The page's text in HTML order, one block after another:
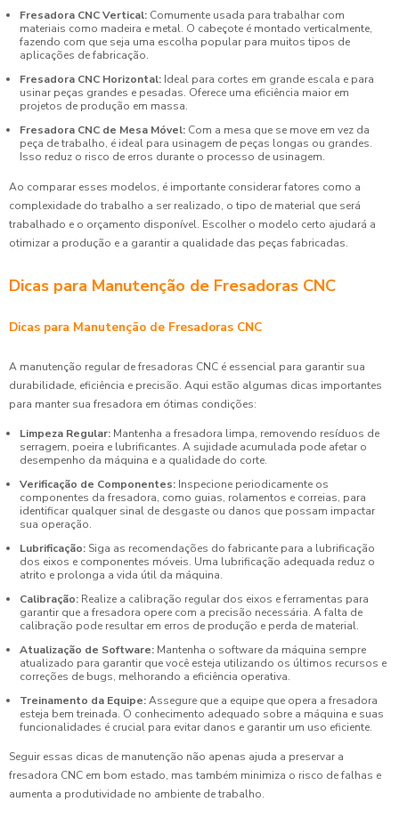
Fresadora CNC Vertical: Comumente usada para trabalhar com
materiais como madeira e metal. O cabeçote é montado verticalmente,
fazendo com que seja uma escolha popular para muitos tipos de
aplicações de fabricação.
Fresadora CNC Horizontal: Ideal para cortes em grande escala e para
usinar peças grandes e pesadas. Oferece uma eficiência maior em
projetos de produção em massa.
Fresadora CNC de Mesa Móvel: Com a mesa que se move em vez da
peça de trabalho, é ideal para usinagem de peças longas ou grandes.
Isso reduz o risco de erros durante o processo de usinagem.
Ao comparar esses modelos, é importante considerar fatores como a
complexidade do trabalho a ser realizado, o tipo de material que será
trabalhado e o orçamento disponível. Escolher o modelo certo ajudará a
otimizar a produção e a garantir a qualidade das peças fabricadas.
Dicas para Manutenção de Fresadoras CNC
Dicas para Manutenção de Fresadoras CNC
A manutenção regular de fresadoras CNC é essencial para garantir sua
durabilidade, eficiência e precisão. Aqui estão algumas dicas importantes
para manter sua fresadora em ótimas condições:
Limpeza Regular: Mantenha a fresadora limpa, removendo resíduos de
serragem, poeira e lubrificantes. A sujidade acumulada pode afetar o
desempenho da máquina e a qualidade do corte.
Verificação de Componentes: Inspecione periodicamente os
componentes da fresadora, como guias, rolamentos e correias, para
identificar qualquer sinal de desgaste ou danos que possam impactar
sua operação.
Lubrificação: Siga as recomendações do fabricante para a lubrificação
dos eixos e componentes móveis. Uma lubrificação adequada reduz o
atrito e prolonga a vida útil da máquina.
Calibração: Realize a calibração regular dos eixos e ferramentas para
garantir que a fresadora opere com a precisão necessária. A falta de
calibração pode resultar em erros de produção e perda de material.
Atualização de Software: Mantenha o software da máquina sempre
atualizado para garantir que você esteja utilizando os últimos recursos e
correções de bugs, melhorando a eficiência operativa.
Treinamento da Equipe:Assegure que a equipe que opera a fresadora
esteja bem treinada. O conhecimento adequado sobre a máquina e suas
funcionalidades é crucial para evitar danos e garantir um uso eficiente.
Seguir essas dicas de manutenção não apenas ajuda a preservar a
fresadora CNC em bom estado, mas também minimiza o risco de falhas e
aumenta a produtividade no ambiente de trabalho.